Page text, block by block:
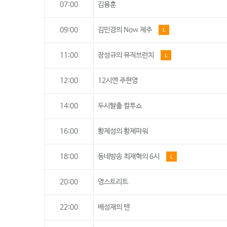
07:00 김용훈
09:00 김민경의 Now 제주 L
11:00 장성규의 뮤직브런치 L
12:00 12시엔 주현영
14:00 두시탈출 컬투쇼
16:00 황제성의 황제파워
18:00 동네방송 최재혁의 6시 L
20:00 영스트리트
22:00 배성재의 텐